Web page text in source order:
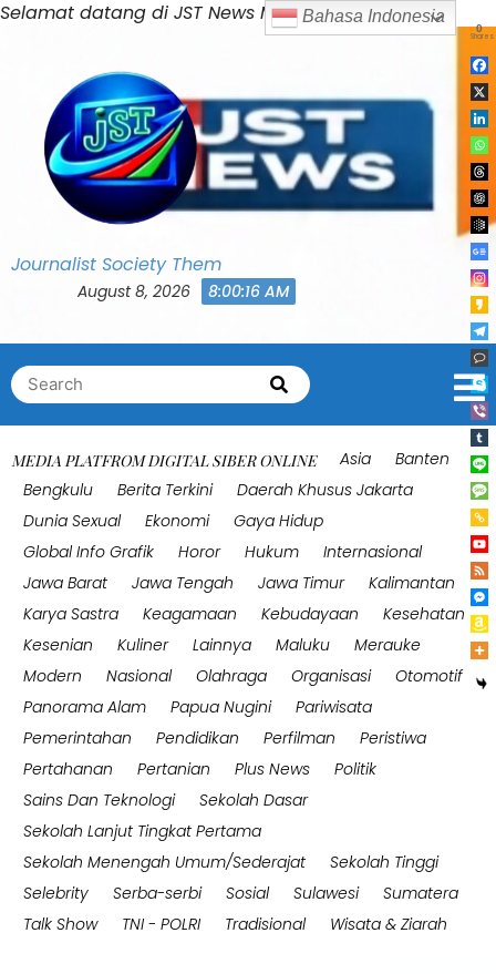
Selamat datang di JST News MediaSkip
to
Journalist Society Them
August 8, 2026 8:00:20 AM
Search
for:
Search
MEDIA PLATFROM DIGITAL SIBER ONLINE Asia
Banten
Bengkulu
Berita Terkini
Daerah Khusus Jakarta
Dunia Sexual
Ekonomi
Gaya Hidup
Global Info Grafik
Horor Hukum
Internasional
Jawa Barat
Jawa Tengah Jawa Timur
Kalimantan
Karya Sastra
Keagamaan Kebudayaan
Kesehatan
Kesenian
Kuliner Lainnya Maluku
Merauke
Modern
Nasional Olahraga Organisasi
Otomotif
Panorama Alam
Papua Nugini
Pariwisata
Pemerintahan
Pendidikan Perfilman
Peristiwa
Pertahanan
Pertanian Plus News
Politik
Sains Dan Teknologi
Sekolah Dasar
Sekolah Lanjut Tingkat Pertama
Sekolah Menengah Umum/Sederajat
Sekolah Tinggi
Selebrity
Serba-serbi Sosial Sulawesi
Sumatera
Talk Show
TNI - POLRI Tradisional Wisata & Ziarah
0
Shares
Bahasa Indonesia